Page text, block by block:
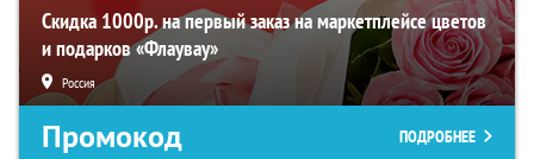
Скидка 1000р. на первый заказ на маркетплейсе цветов
и подарков «Флаувау»
Россия
Промокод ПОДРОБНЕЕ